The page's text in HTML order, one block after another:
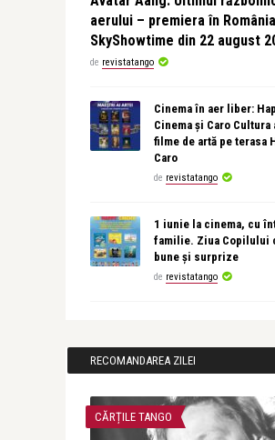
aerului – premiera în
SkyShowtime din 22 august
de revistatango
Cinema în aer liber:
Cinema și Caro Cultura
filme de artă pe terasa
Caro
de revistatango
1 iunie la cinema, cu
familie. Ziua Copilului
bune și surprize
de revistatango
RECOMANDAREA ZILEI
CĂRȚILE TANGO